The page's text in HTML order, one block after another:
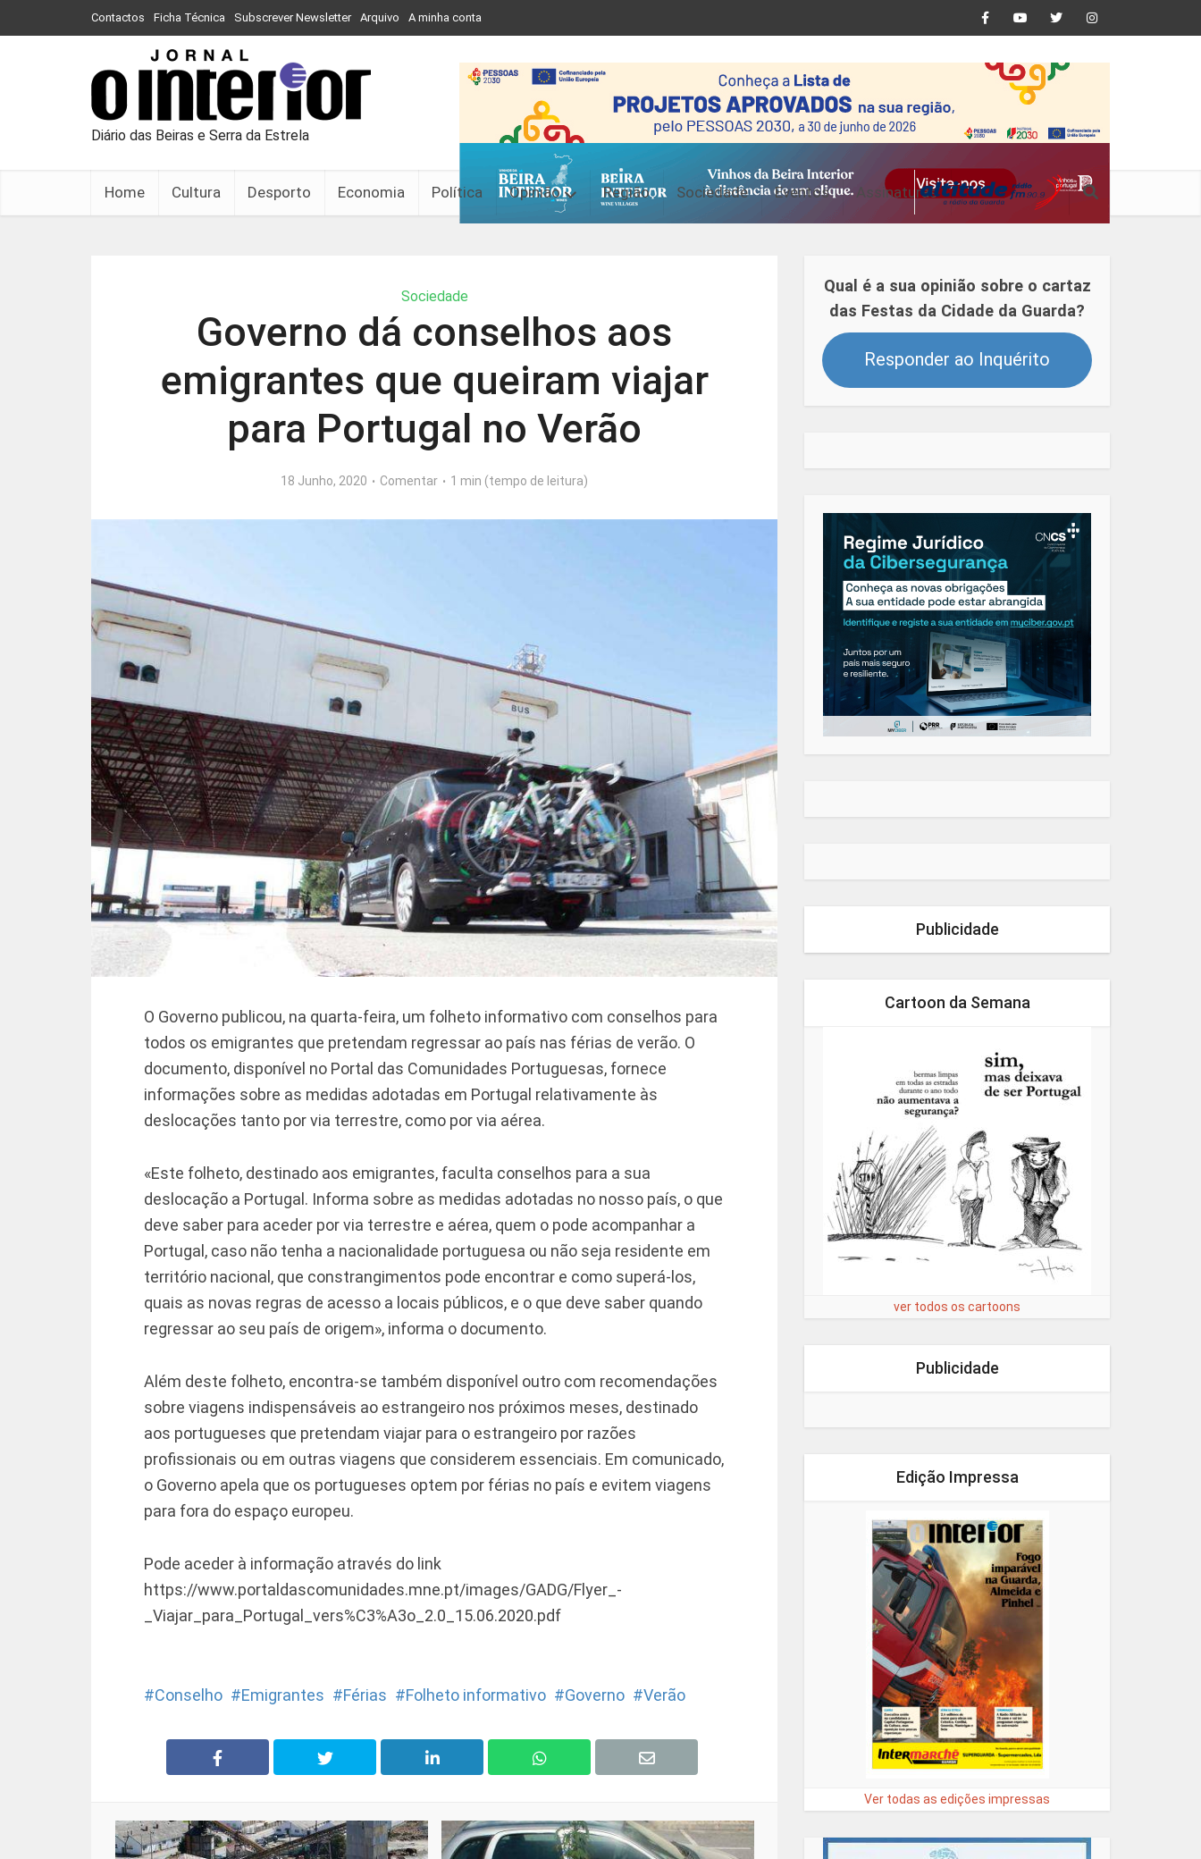
Contactos Ficha Técnica Subscrever Newsletter Arquivo A minha conta
Diário das Beiras e Serra da Estrela
Home Cultura Desporto Economia Política Opinião Região Sociedade Eventos Assinaturas
Sociedade
Governo dá conselhos aos
emigrantes que queiram viajar
para Portugal no Verão
18 Junho, 2020 Comentar 1 min (tempo de leitura)
O Governo publicou, na quarta-feira, um folheto informativo com conselhos para
todos os emigrantes que pretendam regressar ao país nas férias de verão. O
documento, disponível no Portal das Comunidades Portuguesas, fornece
informações sobre as medidas adotadas em Portugal relativamente às
deslocações tanto por via terrestre, como por via aérea.
«Este folheto, destinado aos emigrantes, faculta conselhos para a sua
deslocação a Portugal. Informa sobre as medidas adotadas no nosso país, o que
deve saber para aceder por via terrestre e aérea, quem o pode acompanhar a
Portugal, caso não tenha a nacionalidade portuguesa ou não seja residente em
território nacional, que constrangimentos pode encontrar e como superá-los,
quais as novas regras de acesso a locais públicos, e o que deve saber quando
regressar ao seu país de origem», informa o documento.
Além deste folheto, encontra-se também disponível outro com recomendações
sobre viagens indispensáveis ao estrangeiro nos próximos meses, destinado
aos portugueses que pretendam viajar para o estrangeiro por razões
profissionais ou em outras viagens que considerem essenciais. Em comunicado,
o Governo apela que os portugueses optem por férias no país e evitem viagens
para fora do espaço europeu.
Pode aceder à informação através do link
https://www.portaldascomunidades.mne.pt/images/GADG/Flyer_-
_Viajar_para_Portugal_vers%C3%A3o_2.0_15.06.2020.pdf
Conselho Emigrantes Férias Folheto informativo Governo Verão
Qual é a sua opinião sobre o cartaz
das Festas da Cidade da Guarda?
Responder ao Inquérito
Publicidade
Cartoon da Semana
ver todos os cartoons
Publicidade
Edição Impressa
Ver todas as edições impressas